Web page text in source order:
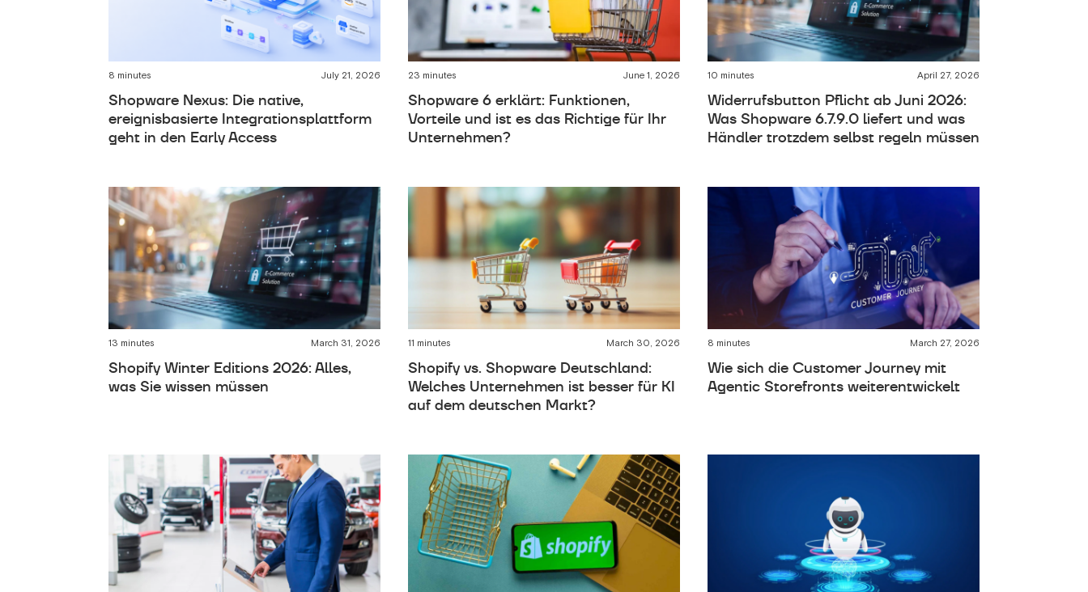
8 minutes July 21, 2026
Shopware Nexus: Die native,
ereignisbasierte Integrationsplattform
geht in den Early Access
23 minutes June 1, 2026
Shopware 6 erklärt: Funktionen,
Vorteile und ist es das Richtige für Ihr
Unternehmen?
10 minutes April 27, 2026
Widerrufsbutton Pflicht ab Juni 2026:
Was Shopware 6.7.9.0 liefert und was
Händler trotzdem selbst regeln müssen
13 minutes March 31, 2026
Shopify Winter Editions 2026: Alles,
was Sie wissen müssen
11 minutes March 30, 2026
Shopify vs. Shopware Deutschland:
Welches Unternehmen ist besser für KI
auf dem deutschen Markt?
8 minutes March 27, 2026
Wie sich die Customer Journey mit
Agentic Storefronts weiterentwickelt